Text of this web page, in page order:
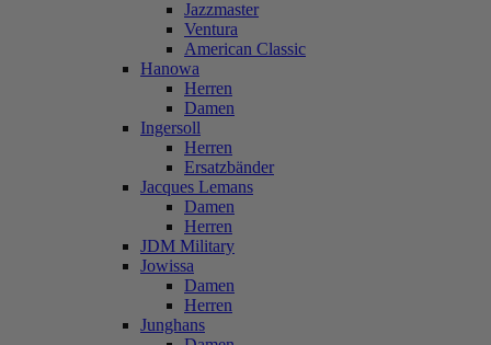
Jazzmaster
Ventura
American Classic
Hanowa
Herren
Damen
Ingersoll
Herren
Ersatzbänder
Jacques Lemans
Damen
Herren
JDM Military
Jowissa
Damen
Herren
Junghans